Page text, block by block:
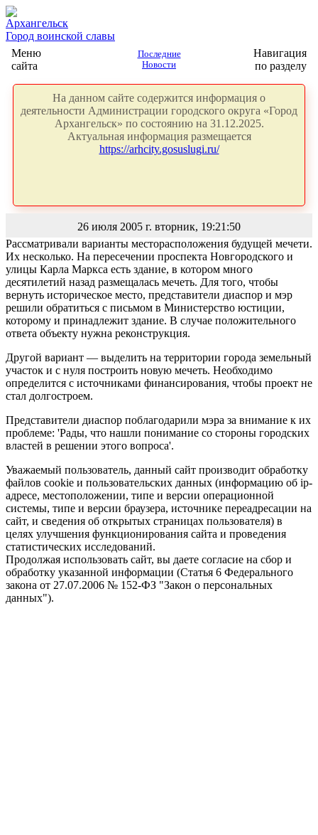
Архангельск
Город воинской славы
Меню
сайта
Последние
Новости
Навигация
по разделу
На данном сайте содержится информация о
деятельности Администрации городского округа «Город
Архангельск» по состоянию на 31.12.2025.
Актуальная информация размещается
https://arhcity.gosuslugi.ru/
26 июля 2005 г. вторник, 19:21:50
Рассматривали варианты месторасположения будущей мечети.
Их несколько. На пересечении проспекта Новгородского и
улицы Карла Маркса есть здание, в котором много
десятилетий назад размещалась мечеть. Для того, чтобы
вернуть историческое место, представители диаспор и мэр
решили обратиться с письмом в Министерство юстиции,
которому и принадлежит здание. В случае положительного
ответа объекту нужна реконструкция.
Другой вариант — выделить на территории города земельный
участок и с нуля построить новую мечеть. Необходимо
определится с источниками финансирования, чтобы проект не
стал долгостроем.
Представители диаспор поблагодарили мэра за внимание к их
проблеме: 'Рады, что нашли понимание со стороны городских
властей в решении этого вопроса'.
Уважаемый пользователь, данный сайт производит обработку
файлов cookie и пользовательских данных (информацию об ip-
адресе, местоположении, типе и версии операционной
системы, типе и версии браузера, источнике переадресации на
сайт, и сведения об открытых страницах пользователя) в
целях улучшения функционирования сайта и проведения
статистических исследований.
Продолжая использовать сайт, вы даете согласие на сбор и
обработку указанной информации (Статья 6 Федерального
закона от 27.07.2006 № 152-ФЗ "Закон о персональных
данных").